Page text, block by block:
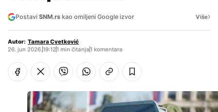
Postavi SNM.rs kao omiljeni Google izvor Više›
Autor: Tamara Cvetković
26. jun 2026.19:121 min čitanja1 komentara